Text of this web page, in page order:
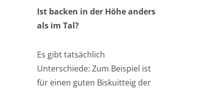
Ist backen in der Höhe anders
als im Tal?
Es gibt tatsächlich
Unterschiede: Zum Beispiel ist
für einen guten Biskuitteig der